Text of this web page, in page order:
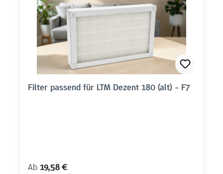
Filter passend für LTM Dezent 180 (alt) - F7
Regulärer Preis:
Ab 19,58 €